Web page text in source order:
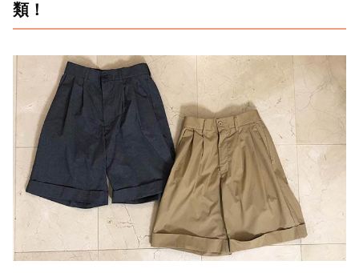
類！